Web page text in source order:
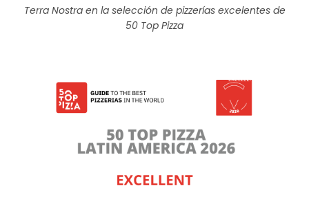
Terra Nostra en la selección de pizzerías excelentes de
50 Top Pizza